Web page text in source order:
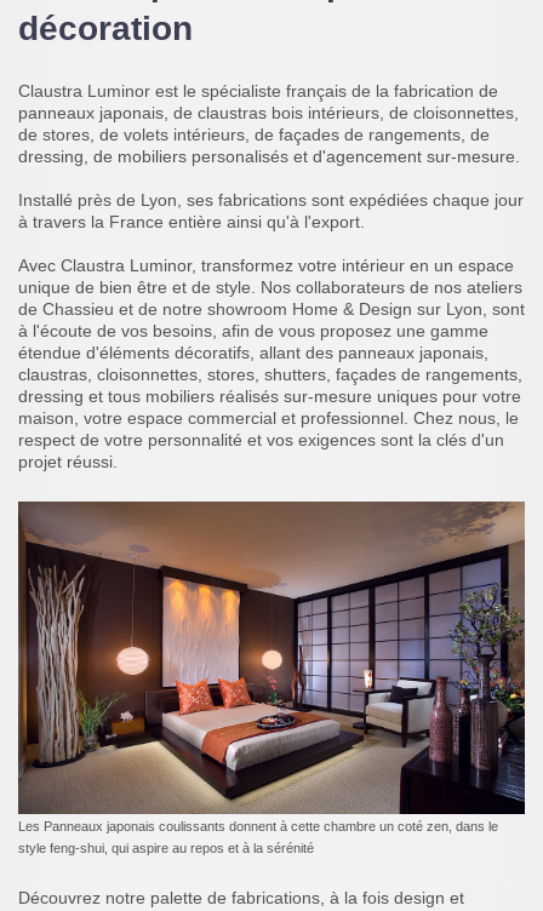
décoration
Claustra Luminor est le spécialiste français de la fabrication de
panneaux japonais, de claustras bois intérieurs, de cloisonnettes,
de stores, de volets intérieurs, de façades de rangements, de
dressing, de mobiliers personalisés et d'agencement sur-mesure.
Installé près de Lyon, ses fabrications sont expédiées chaque jour
à travers la France entière ainsi qu'à l'export.
Avec Claustra Luminor, transformez votre intérieur en un espace
unique de bien être et de style. Nos collaborateurs de nos ateliers
de Chassieu et de notre showroom Home & Design sur Lyon, sont
à l'écoute de vos besoins, afin de vous proposez une gamme
étendue d'éléments décoratifs, allant des panneaux japonais,
claustras, cloisonnettes, stores, shutters, façades de rangements,
dressing et tous mobiliers réalisés sur-mesure uniques pour votre
maison, votre espace commercial et professionnel. Chez nous, le
respect de votre personnalité et vos exigences sont la clés d'un
projet réussi.
Les Panneaux japonais coulissants donnent à cette chambre un coté zen, dans le
style feng-shui, qui aspire au repos et à la sérénité
Découvrez notre palette de fabrications, à la fois design et